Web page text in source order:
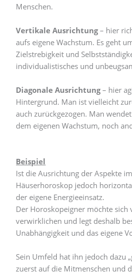
Menschen.
Vertikale Ausrichtung– hier
aufs eigene Wachstum. Es geht
Zielstrebigkeit und
individualistisches und
Diagonale Ausrichtung– hier
Hintergrund. Man ist vielleicht
auch zurückgezogen. Man
dem eigenen Wachstum, noch
Beispiel
Ist die Ausrichtung der Aspekte
Häuserhoroskop jedoch
der eigene Energieeinsatz.
Der Horoskopeigner möchte sich
verwirklichen und legt deshalb
Unabhängigkeit und das eigene
Sein Umfeld hat ihn jedoch dazu
zuerst auf die Mitmenschen und